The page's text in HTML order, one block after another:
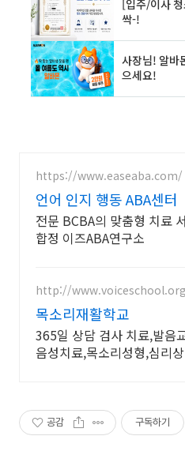
https://www.easeaba.com/
언어 인지 행동 ABA센터
전문 BCBA의 맞춤형 치료
합정 이즈ABA연구소
http://www.voiceschool.org
목소리재활학교
365일 상담 검사 치료,발음
음성치료,목소리성형,심리
공감 구독하기